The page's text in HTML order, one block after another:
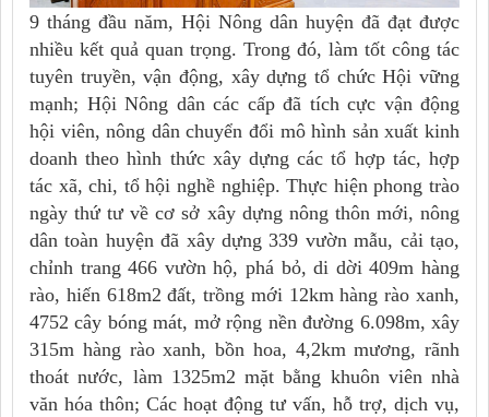
9 tháng đầu năm, Hội Nông dân huyện đã đạt được
nhiều kết quả quan trọng. Trong đó, làm tốt công tác
tuyên truyền, vận động, xây dựng tổ chức Hội vững
mạnh; Hội Nông dân các cấp đã tích cực vận động
hội viên, nông dân chuyển đổi mô hình sản xuất kinh
doanh theo hình thức xây dựng các tổ hợp tác, hợp
tác xã, chi, tổ hội nghề nghiệp. Thực hiện phong trào
ngày thứ tư về cơ sở xây dựng nông thôn mới, nông
dân toàn huyện đã xây dựng 339 vườn mẫu, cải tạo,
chỉnh trang 466 vườn hộ, phá bỏ, di dời 409m hàng
rào, hiến 618m2 đất, trồng mới 12km hàng rào xanh,
4752 cây bóng mát, mở rộng nền đường 6.098m, xây
315m hàng rào xanh, bồn hoa, 4,2km mương, rãnh
thoát nước, làm 1325m2 mặt bằng khuôn viên nhà
văn hóa thôn; Các hoạt động tư vấn, hỗ trợ, dịch vụ,